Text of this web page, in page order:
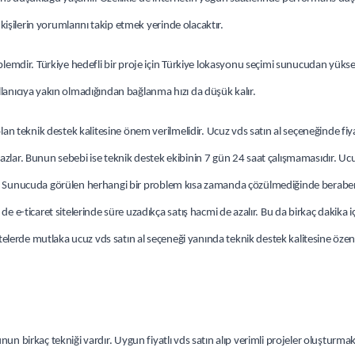
yorumlarını takip etmek yerinde olacaktır.
Türkiye hedefli bir proje için Türkiye lokasyonu seçimi sunucudan
yakın olmadığından bağlanma hızı da düşük kalır.
teknik destek kalitesine önem verilmelidir. Ucuz vds satın al seçeneğinde
Bunun sebebi ise teknik destek ekibinin 7 gün 24 saat çalışmamasıdır.
görülen herhangi bir problem kısa zamanda çözülmediğinde
e-ticaret sitelerinde süre uzadıkça satış hacmi de azalır. Bu da birkaç dakika
mutlaka ucuz vds satın al seçeneği yanında teknik destek kalitesine
birkaç tekniği vardır. Uygun fiyatlı vds satın alıp verimli projeler oluşturmak